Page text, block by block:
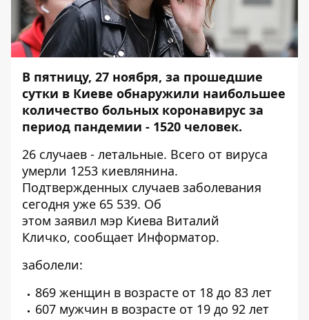
В пятницу, 27 ноября, за прошедшие
сутки в Киеве обнаружили наибольшее
количество больных коронавирус за
период пандемии - 1520 человек.
26 случаев - летальные. Всего от вируса
умерли 1253 киевлянина.
Подтвержденных случаев заболевания
сегодня уже 65 539. Об
этом заявил мэр Киева Виталий
Кличко, сообщает Информатор.
заболели:
869 женщин в возрасте от 18 до 83 лет
607 мужчин в возрасте от 19 до 92 лет